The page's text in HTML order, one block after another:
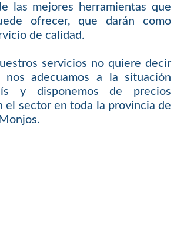
las mejores herramientas que
ofrecer, que darán como
de calidad.
servicios no quiere decir
adecuamos a la situación
y disponemos de precios
el sector en toda la provincia de